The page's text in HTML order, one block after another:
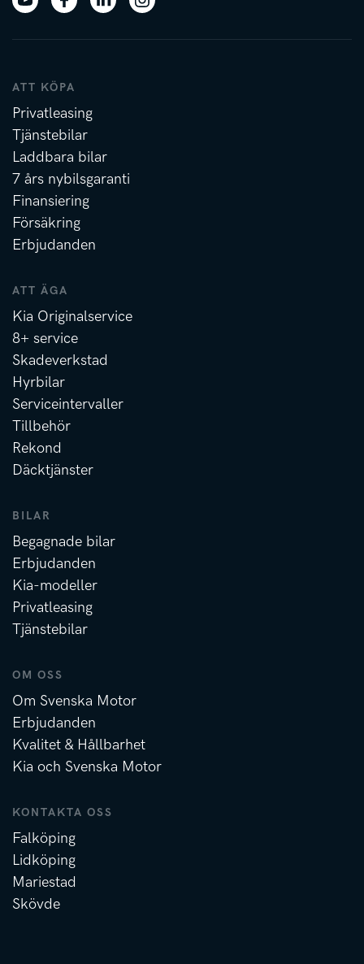
ATT KÖPA
Privatleasing
Tjänstebilar
Laddbara bilar
7 års nybilsgaranti
Finansiering
Försäkring
Erbjudanden
ATT ÄGA
Kia Originalservice
8+ service
Skadeverkstad
Hyrbilar
Serviceintervaller
Tillbehör
Rekond
Däcktjänster
BILAR
Begagnade bilar
Erbjudanden
Kia-modeller
Privatleasing
Tjänstebilar
OM OSS
Om Svenska Motor
Erbjudanden
Kvalitet & Hållbarhet
Kia och Svenska Motor
KONTAKTA OSS
Falköping
Lidköping
Mariestad
Skövde